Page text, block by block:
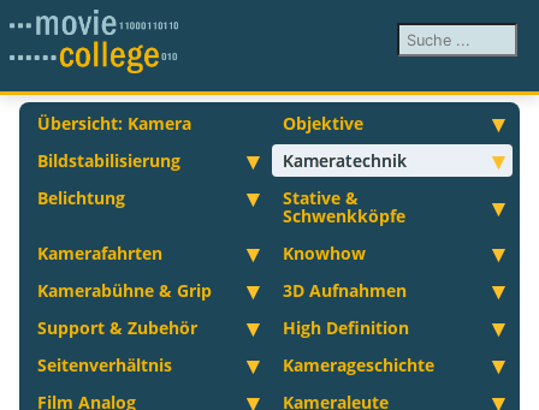
Suchen ...
Übersicht: Kamera
Objektive
Bildstabilisierung
Kameratechnik
Belichtung
Stative &
Schwenkköpfe
Kamerafahrten
Knowhow
Kamerabühne & Grip
3D Aufnahmen
Support & Zubehör
High Definition
Seitenverhältnis
Kamerageschichte
Film Analog
Kameraleute